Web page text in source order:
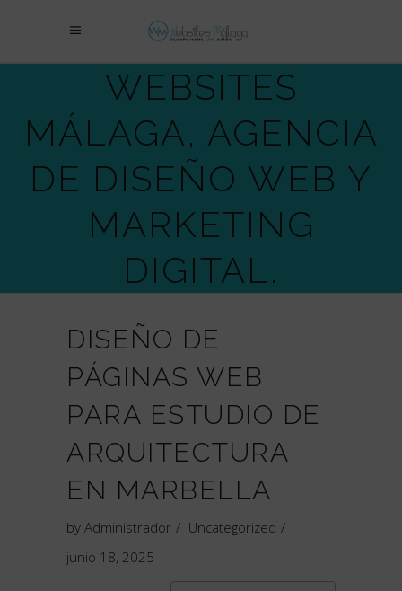
WEBSITES
MÁLAGA, AGENCIA
DE DISEÑO WEB Y
MARKETING
DIGITAL.
DISEÑO DE
PÁGINAS WEB
PARA ESTUDIO DE
ARQUITECTURA
EN MARBELLA
by Administrador
Uncategorized
junio 18, 2025